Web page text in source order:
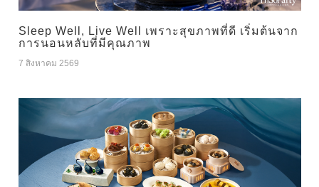
Sleep Well, Live Well เพราะสุขภาพที่ดี เริ่มต้นจาก
การนอนหลับที่มีคุณภาพ
7 สิงหาคม 2569